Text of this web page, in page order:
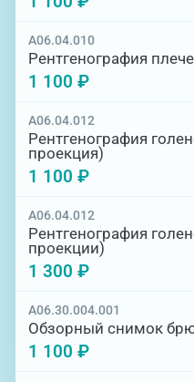
A06.04.010
Рентгенография
1 100 ₽
A06.04.012
Рентгенография
проекция)
1 100 ₽
A06.04.012
Рентгенография
проекции)
1 300 ₽
A06.30.004.001
Обзорный снимок
1 100 ₽